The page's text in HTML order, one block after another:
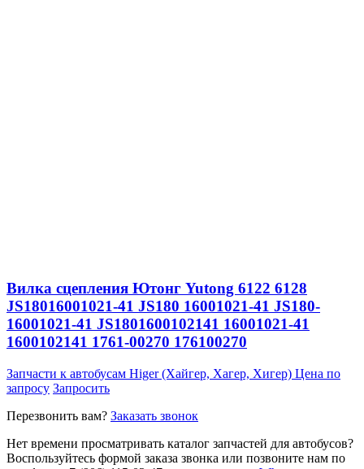
Вилка сцепления Ютонг Yutong 6122 6128
JS18016001021-41 JS180 16001021-41 JS180-
16001021-41 JS1801600102141 16001021-41
1600102141 1761-00270 176100270
Запчасти к автобусам Higer (Хайгер, Хагер, Хигер) Цена по
запросу Запросить
Перезвонить вам? Заказать звонок
Нет времени просматривать каталог запчастей для автобусов?
Воспользуйтесь формой заказа звонка или позвоните нам по